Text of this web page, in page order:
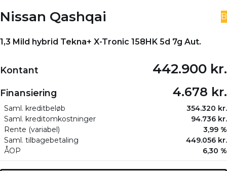
Nissan Qashqai
1,3 Mild hybrid Tekna+ X-Tronic 158HK 5d 7g Aut.
B
Kontant 442.900 kr.
Finansiering 4.678 kr.
Saml. kreditbeløb
354.320 kr.
Saml. kreditomkostninger
94.736 kr.
Rente (variabel)
3,99 %
Saml. tilbagebetaling
449.056 kr.
ÅOP
6,30 %